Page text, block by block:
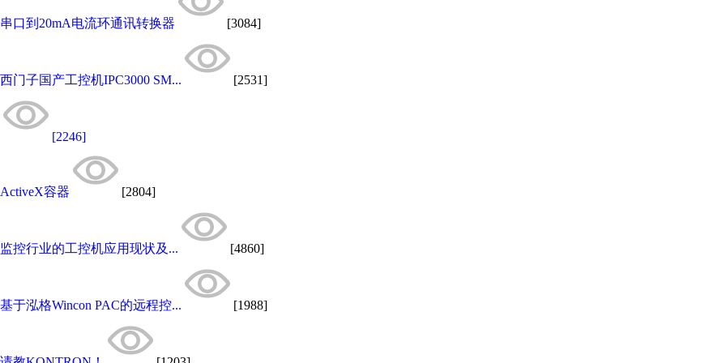
串口到20mA电流环通讯转换器 [3084]
西门子国产工控机IPC3000 SM... [2531]
[2246]
ActiveX容器 [2804]
监控行业的工控机应用现状及... [4860]
基于泓格Wincon PAC的远程控... [1988]